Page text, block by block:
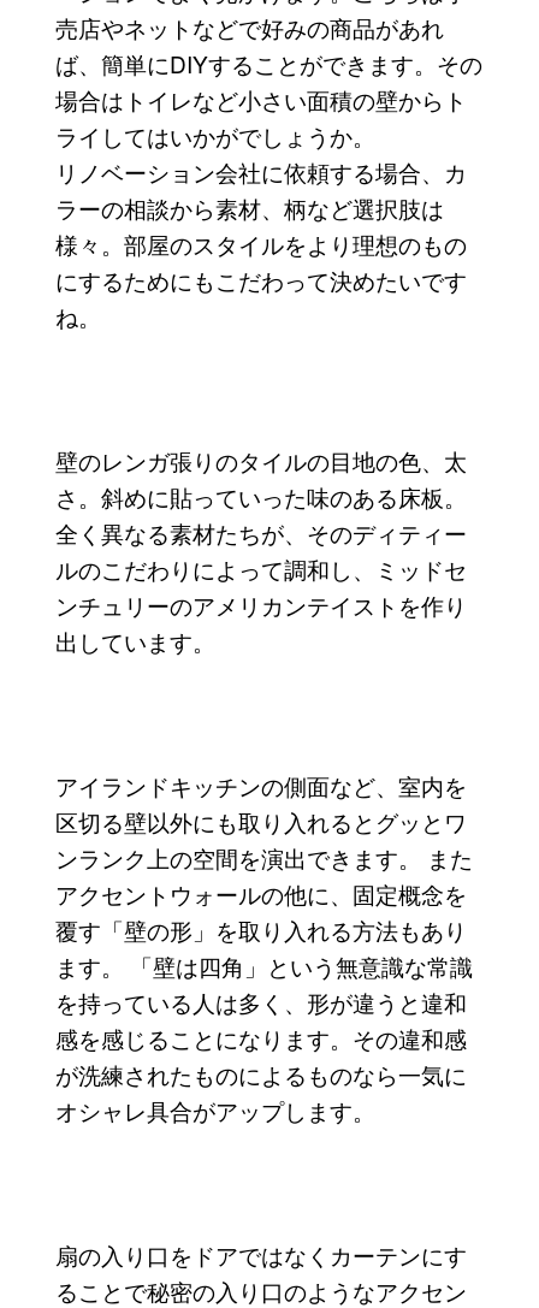
売店やネットなどで好みの商品があれ
ば、簡単にDIYすることができます。その
場合はトイレなど小さい面積の壁からト
ライしてはいかがでしょうか。
リノベーション会社に依頼する場合、カ
ラーの相談から素材、柄など選択肢は
様々。部屋のスタイルをより理想のもの
にするためにもこだわって決めたいです
ね。
壁のレンガ張りのタイルの目地の色、太
さ。斜めに貼っていった味のある床板。
全く異なる素材たちが、そのディティー
ルのこだわりによって調和し、ミッドセ
ンチュリーのアメリカンテイストを作り
出しています。
アイランドキッチンの側面など、室内を
区切る壁以外にも取り入れるとグッとワ
ンランク上の空間を演出できます。 また
アクセントウォールの他に、固定概念を
覆す「壁の形」を取り入れる方法もあり
ます。 「壁は四角」という無意識な常識
を持っている人は多く、形が違うと違和
感を感じることになります。その違和感
が洗練されたものによるものなら一気に
オシャレ具合がアップします。
扇の入り口をドアではなくカーテンにす
ることで秘密の入り口のようなアクセン